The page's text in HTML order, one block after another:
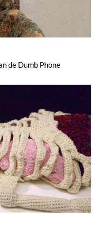
de Dumb Phone